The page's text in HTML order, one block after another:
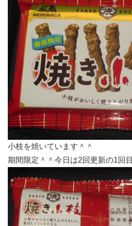
小枝を焼いています＾＾
期間限定＾＾今日は2回更新の1回目